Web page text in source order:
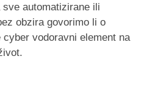
automatizirane ili
obzira govorimo li o
vodoravni element na